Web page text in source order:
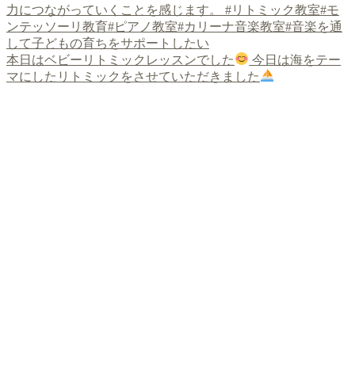
本日はベビーリトミックレッスンでした
今日は海をテー
マにしたリトミックをさせていただきました